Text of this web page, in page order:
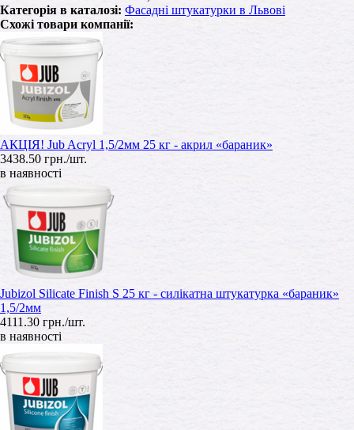
Категорія в каталозі: Фасадні штукатурки в Львові
Схожі товари компанії:
АКЦІЯ! Jub Acryl 1,5/2мм 25 кг - акрил «бараник»
3438.50 грн./шт.
в наявності
Jubizol Silicate Finish S 25 кг - силікатна штукатурка «бараник»
1,5/2мм
4111.30 грн./шт.
в наявності